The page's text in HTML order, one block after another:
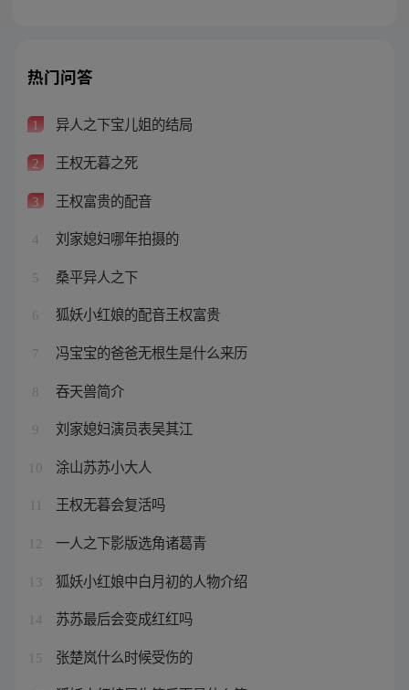
热门问答
1 异人之下宝儿姐的结局
2 王权无暮之死
3 王权富贵的配音
4 刘家媳妇哪年拍摄的
5 桑平异人之下
6 狐妖小红娘的配音王权富贵
7 冯宝宝的爸爸无根生是什么来历
8 吞天兽简介
9 刘家媳妇演员表吴其江
10 涂山苏苏小大人
王权无暮会复活吗
12 一人之下影版选角诸葛青
13 狐妖小红娘中白月初的人物介绍
14 苏苏最后会变成红红吗
15 张楚岚什么时候受伤的